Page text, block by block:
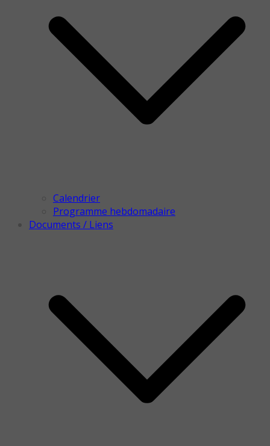
Calendrier
Programme hebdomadaire
Documents / Liens